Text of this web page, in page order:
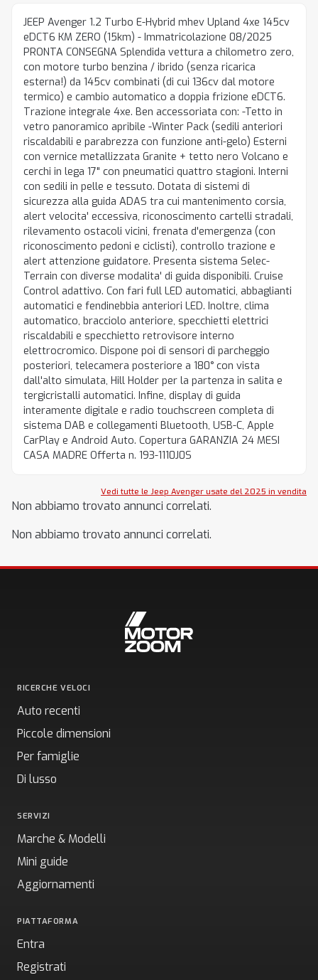
JEEP Avenger 1.2 Turbo E-Hybrid mhev Upland 4xe 145cv
eDCT6 KM ZERO (15km) - Immatricolazione 08/2025
PRONTA CONSEGNA Splendida vettura a chilometro zero,
con motore turbo benzina / ibrido (senza ricarica
esterna!) da 145cv combinati (di cui 136cv dal motore
termico) e cambio automatico a doppia frizione eDCT6.
Trazione integrale 4xe. Ben accessoriata con: -Tetto in
vetro panoramico apribile -Winter Pack (sedili anteriori
riscaldabili e parabrezza con funzione anti-gelo) Esterni
con vernice metallizzata Granite + tetto nero Volcano e
cerchi in lega 17" con pneumatici quattro stagioni. Interni
con sedili in pelle e tessuto. Dotata di sistemi di
sicurezza alla guida ADAS tra cui mantenimento corsia,
alert velocita' eccessiva, riconoscimento cartelli stradali,
rilevamento ostacoli vicini, frenata d'emergenza (con
riconoscimento pedoni e ciclisti), controllo trazione e
alert attenzione guidatore. Presenta sistema Selec-
Terrain con diverse modalita' di guida disponibili. Cruise
Control adattivo. Con fari full LED automatici, abbaglianti
automatici e fendinebbia anteriori LED. Inoltre, clima
automatico, bracciolo anteriore, specchietti elettrici
riscaldabili e specchietto retrovisore interno
elettrocromico. Dispone poi di sensori di parcheggio
posteriori, telecamera posteriore a 180° con vista
dall'alto simulata, Hill Holder per la partenza in salita e
tergicristalli automatici. Infine, display di guida
interamente digitale e radio touchscreen completa di
sistema DAB e collegamenti Bluetooth, USB-C, Apple
CarPlay e Android Auto. Copertura GARANZIA 24 MESI
CASA MADRE Offerta n. 193-1110J0S
Vedi tutte le Jeep Avenger usate del 2025 in vendita
Non abbiamo trovato annunci correlati.
Non abbiamo trovato annunci correlati.
RICERCHE VELOCI
Auto recenti
Piccole dimensioni
Per famiglie
Di lusso
SERVIZI
Marche & Modelli
Mini guide
Aggiornamenti
PIATTAFORMA
Entra
Registrati